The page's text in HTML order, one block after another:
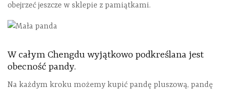
obejrzeć jeszcze w sklepie z pamiątkami.
W całym Chengdu wyjątkowo podkreślana jest
obecność pandy.
Na każdym kroku możemy kupić pandę pluszową, pandę